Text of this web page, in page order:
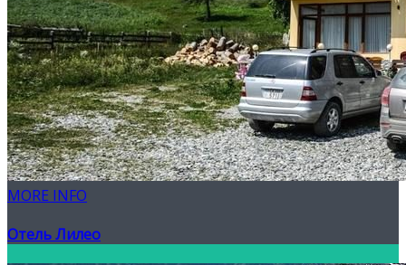
MORE INFO
Отель Лилео